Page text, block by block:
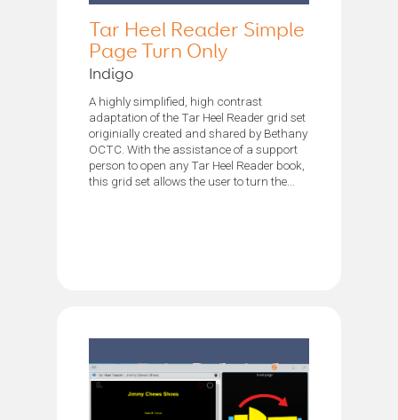
Tar Heel Reader Simple
Page Turn Only
Indigo
A highly simplified, high contrast
adaptation of the Tar Heel Reader grid set
originially created and shared by Bethany
OCTC. With the assistance of a support
person to open any Tar Heel Reader book,
this grid set allows the user to turn the...